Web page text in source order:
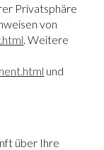
Privatsphäre
von
. Weitere
und
über Ihre